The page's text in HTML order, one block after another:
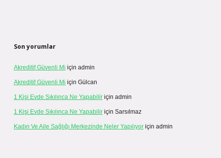
Son yorumlar
Akreditif Güvenli Mi için admin
Akreditif Güvenli Mi için Gülcan
1 Kişi Evde Sıkılınca Ne Yapabilir için admin
1 Kişi Evde Sıkılınca Ne Yapabilir için Sarsılmaz
Kadın Ve Aile Sağlığı Merkezinde Neler Yapılıyor için admin